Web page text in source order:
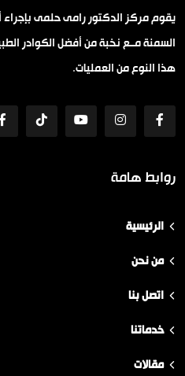
يقوم مركز الدكتور رامى حلمى بإجراء
السمنة مــع نخبة من أفضل الكوادر
هذا النوع من العمليات.
روابط هامة
الرئيسية
من نحن
اتصل بنا
خدماتنا
مقالات